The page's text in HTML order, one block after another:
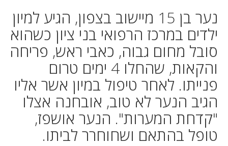
נער בן 15 מיישוב בצפון, הגיע למיון
ילדים במרכז הרפואי בני ציון כשהוא
סובל מחום גבוה, כאבי ראש, פריחה
והקאות, שהחלו 4 ימים טרום
פנייתו. לאחר טיפול במיון אשר אליו
הגיב הנער לא טוב, אובחנה אצלו
"קדחת המערות". הנער אושפז,
טופל בהתאם ושחוחרר לביתו.